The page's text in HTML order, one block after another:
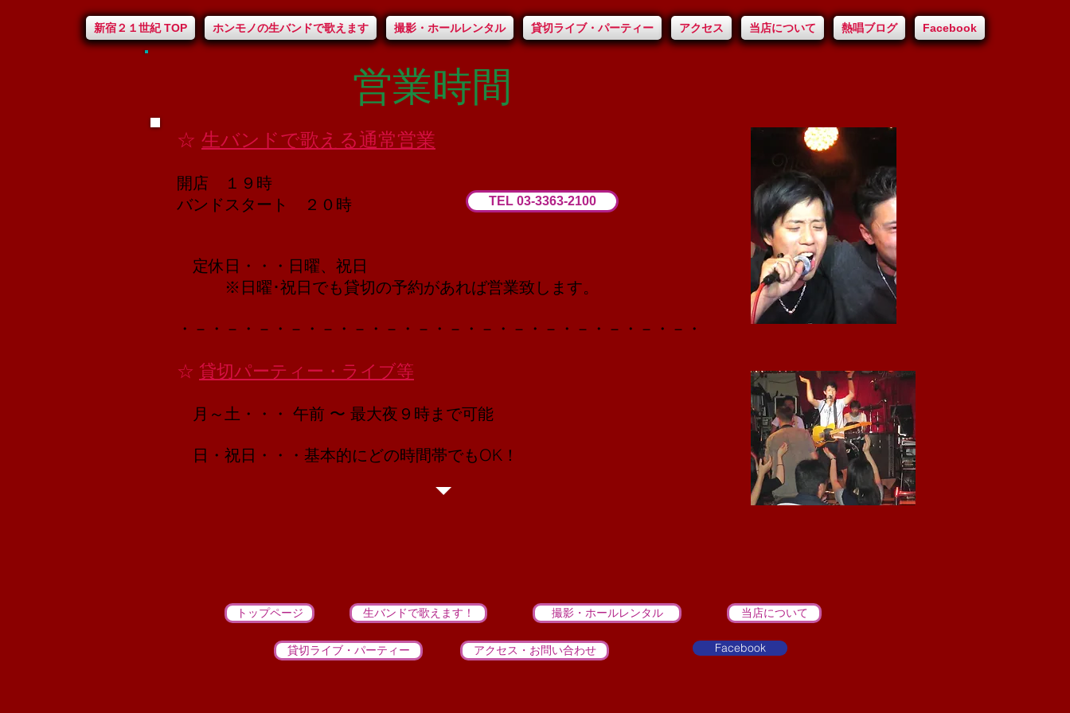
新宿２１世紀 TOP ホンモノの生バンドで歌えます 撮影・ホールレンタル 貸切ライブ・パーティー アクセス 当店について 熱唱ブログ Facebook
営業時間
☆ 生バンドで歌える通常営業
開店 １９時
​バンドスタート ２０時
定休日・・・日曜、祝日
※日曜･祝日でも貸切の予約があれば営業致します。
・－・－・－・－・－・－・－・－・－・－・－・－・－・－・－・－・
☆ 貸切パーティー・ライブ等
月～土・・・ 午前 〜 最大夜９時まで可能
日・祝日・・・基本的にどの時間帯でもOK！
TEL 03-3363-2100
トップページ 生バンドで歌えます！ 撮影・ホールレンタル
貸切ライブ・パーティー アクセス・お問い合わせ
当店について
Facebook